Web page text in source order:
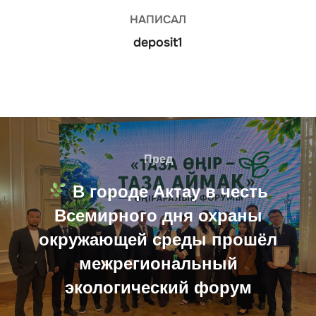
НАПИСАЛ
deposit1
Навигация
записям
Пред
Пред
В городе Актау в честь
Всемирного дня охраны
окружающей среды прошёл
межрегиональный
экологический форум